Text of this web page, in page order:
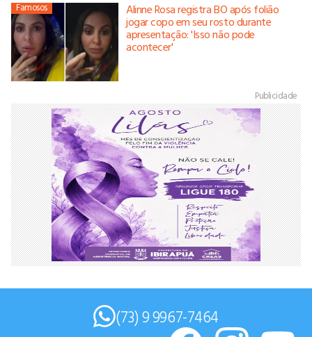
Famosos Alinne Rosa registra BO após folião
jogar copo em seu rosto durante
apresentação: 'Isso não pode
acontecer'
Publicidade
(73) 9 9967-7464